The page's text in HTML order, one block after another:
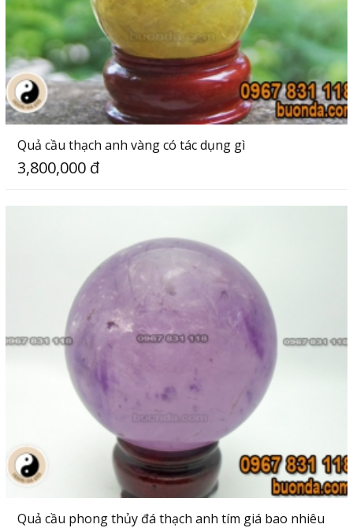
Quả cầu thạch anh vàng có tác dụng gì
3,800,000 đ
Quả cầu phong thủy đá thạch anh tím giá bao nhiêu